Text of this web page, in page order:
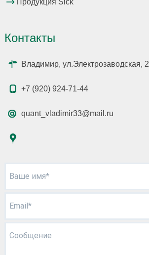
Продукция Sick
Контакты
Владимир, ул.Электрозаводская, 2
+7 (920) 924-71-44
quant_vladimir33@mail.ru
Ваше имя*
Email*
Сообщение